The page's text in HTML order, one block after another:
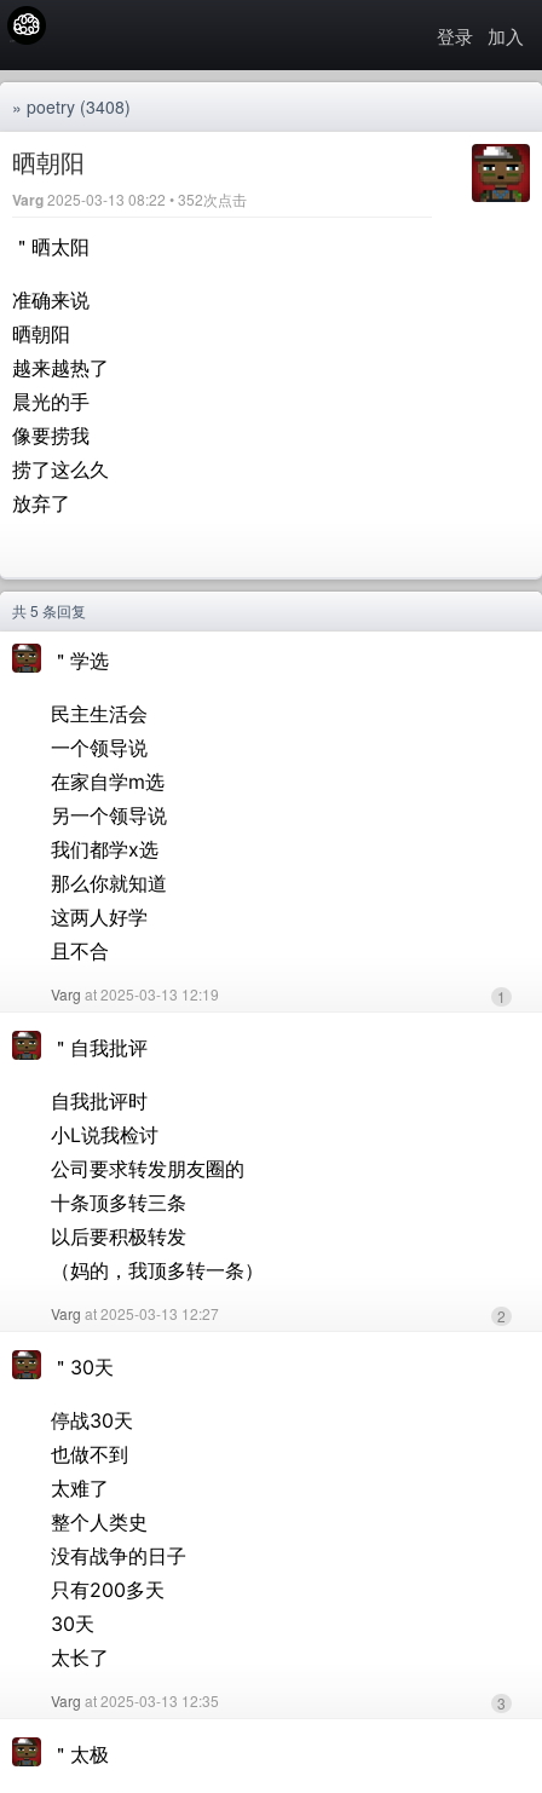
登录 加入
» poetry (3408)
晒朝阳
Varg2025-03-13 08:22 • 352次点击
＂晒太阳
准确来说
晒朝阳
越来越热了
晨光的手
像要捞我
捞了这么久
放弃了
共 5 条回复
＂学选
民主生活会
一个领导说
在家自学m选
另一个领导说
我们都学x选
那么你就知道
这两人好学
且不合
Varg at 2025-03-13 12:19 1
＂自我批评
自我批评时
小L说我检讨
公司要求转发朋友圈的
十条顶多转三条
以后要积极转发
（妈的，我顶多转一条）
Varg at 2025-03-13 12:27 2
＂30天
停战30天
也做不到
太难了
整个人类史
没有战争的日子
只有200多天
30天
太长了
Varg at 2025-03-13 12:35 3
＂太极